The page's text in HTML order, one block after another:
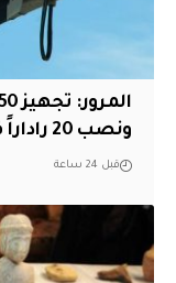
ونصب 20 راداراً في بغداد
قبل 24 ساعة